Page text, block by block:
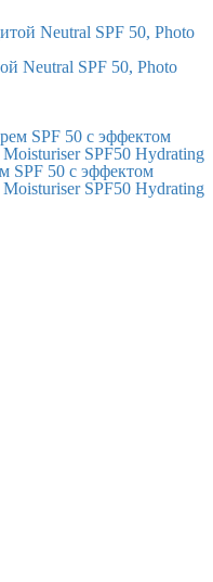
Neutral SPF 50, Photo
SPF 50 с эффектом
SPF50 Hydrating